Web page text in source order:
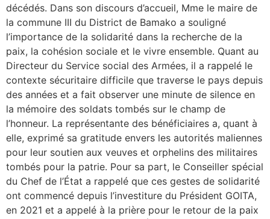
décédés. Dans son discours d’accueil, Mme le maire de
la commune III du District de Bamako a souligné
l’importance de la solidarité dans la recherche de la
paix, la cohésion sociale et le vivre ensemble. Quant au
Directeur du Service social des Armées, il a rappelé le
contexte sécuritaire difficile que traverse le pays depuis
des années et a fait observer une minute de silence en
la mémoire des soldats tombés sur le champ de
l’honneur. La représentante des bénéficiaires a, quant à
elle, exprimé sa gratitude envers les autorités maliennes
pour leur soutien aux veuves et orphelins des militaires
tombés pour la patrie. Pour sa part, le Conseiller spécial
du Chef de l’État a rappelé que ces gestes de solidarité
ont commencé depuis l’investiture du Président GOITA,
en 2021 et a appelé à la prière pour le retour de la paix